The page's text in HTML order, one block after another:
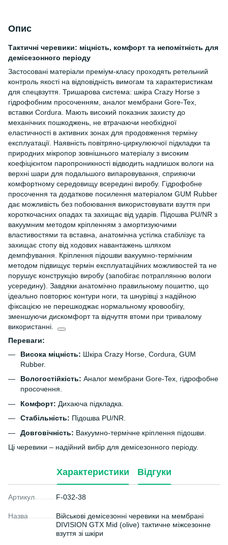
Опис
Тактичні черевики: міцність, комфорт та непомітність для
демісезонного періоду
Застосовані матеріали преміум-класу проходять ретельний
контроль якості на відповідність вимогам та характеристикам
для спецвзуття. Тришарова система: шкіра Crazy Horse з
гідрофобним просоченням, аналог мембрани Gore-Tex,
вставки Cordura. Мають високий показник захисту до
механічних пошкоджень, не втрачаючи необхідної
еластичності в активних зонах для продовження терміну
експлуатації. Наявність повітряно-циркулюючої підкладки та
природних мікропор зовнішнього матеріалу з високим
коефіцієнтом паропроникності відводить надлишок вологи на
верхні шари для подальшого випаровування, сприяючи
комфортному середовищу всередині виробу. Гідрофобне
просочення та додаткове посилення матеріалом GUM Rubber
дає можливість без побоювання використовувати взуття при
короткочасних опадах та захищає від ударів. Підошва PU/NR з
вакуумним методом кріпленням з амортизуючими
властивостями та вставна, анатомічна устілка стабілізує та
захищає стопу від ходових навантажень шляхом
демпфування. Кріплення підошви вакуумно-термічним
методом підвищує термін експлуатаційних можливостей та не
порушує конструкцію виробу (запобігає потраплянню вологи
усередину). Завдяки анатомічно правильному пошиттю, що
ідеально повторює контури ноги, та шнурівці з надійною
фіксацією не перешкоджає нормальному кровообігу,
зменшуючи дискомфорт та відчуття втоми при тривалому
використанні.
Переваги:
Висока міцність: Шкіра Crazy Horse, Cordura, GUM
Rubber.
Вологостійкість: Аналог мембрани Gore-Tex, гідрофобне
просочення.
Комфорт: Дихаюча підкладка.
Стабільність: Підошва PU/NR.
Довговічність: Вакуумно-термічне кріплення підошви.
Ці черевики – надійний вибір для демісезонного періоду.
Характеристики Відгуки
Артикул F-032-38
Назва
Військові демісезонні черевики на мембрані
DIVISION GTX Mid (olive) тактичне міжсезонне
взуття зі шкіри